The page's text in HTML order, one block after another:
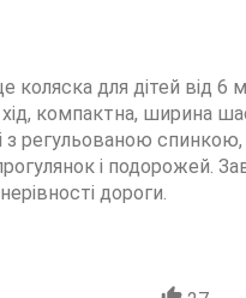
для дітей від
компактна, ширина
регульованою
і подорожей.
дороги.